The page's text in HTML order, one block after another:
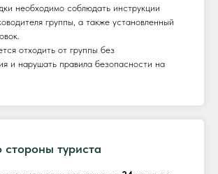
необходимо соблюдать инструкции
группы, а также установленный
отходить от группы без
и нарушать правила безопасности на
туриста